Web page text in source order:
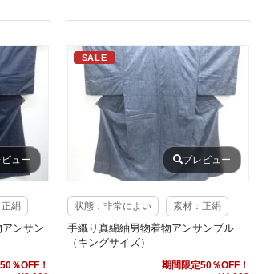
ュー
絹
ンサン
％OFF！
SALE
プレビュー
状態：非常によい 素材：正絹
手織り真綿紬男物着物アンサンブル
（キングサイズ）
期間限定50％OFF！